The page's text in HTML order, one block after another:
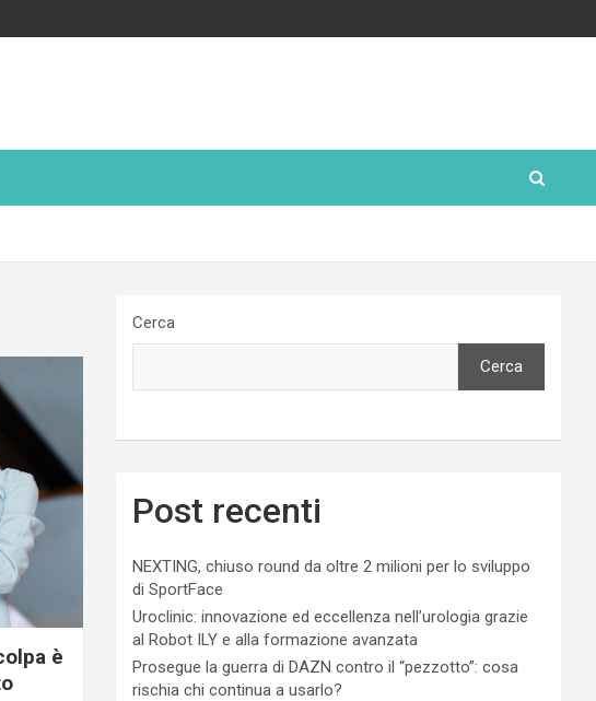
è
Cerca
Cerca
Post recenti
NEXTING, chiuso round da oltre 2 milioni per lo sviluppo
di SportFace
Uroclinic: innovazione ed eccellenza nell’urologia grazie
al Robot ILY e alla formazione avanzata
Prosegue la guerra di DAZN contro il “pezzotto”: cosa
rischia chi continua a usarlo?